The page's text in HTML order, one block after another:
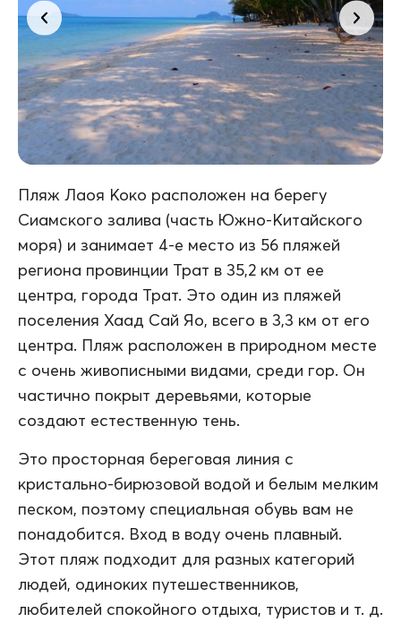
Пляж Лаоя Коко расположен на берегу
Сиамского залива (часть Южно-Китайского
моря) и занимает 4-е место из 56 пляжей
региона провинции Трат в 35,2 км от ее
центра, города Трат. Это один из пляжей
поселения Хаад Сай Яо, всего в 3,3 км от его
центра. Пляж расположен в природном месте
с очень живописными видами, среди гор. Он
частично покрыт деревьями, которые
создают естественную тень.
Это просторная береговая линия с
кристально-бирюзовой водой и белым мелким
песком, поэтому специальная обувь вам не
понадобится. Вход в воду очень плавный.
Этот пляж подходит для разных категорий
людей, одиноких путешественников,
любителей спокойного отдыха, туристов и т. д.